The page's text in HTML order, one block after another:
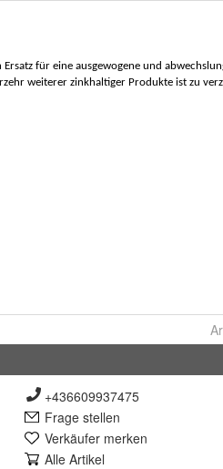
+436609937475
Frage stellen
Verkäufer merken
Alle Artikel